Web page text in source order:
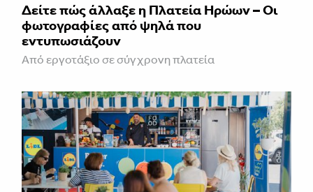
Δείτε πώς άλλαξε η Πλατεία Ηρώων – Οι
φωτογραφίες από ψηλά που
εντυπωσιάζουν
Από εργοτάξιο σε σύγχρονη πλατεία